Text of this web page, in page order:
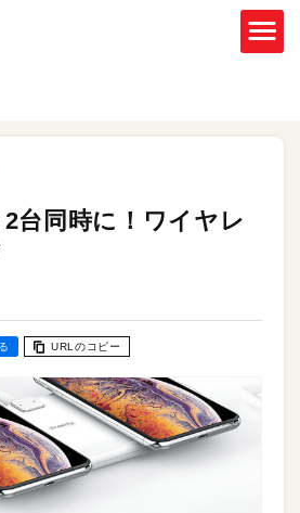
台同時に！ワイヤレ
URLのコピー